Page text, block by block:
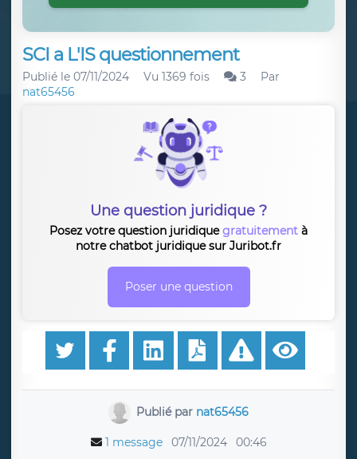
SCI a L'IS questionnement
Publié le 07/11/2024 Vu 1369 fois 3
Par
nat65456
Une question juridique ?
Posez votre question juridiquegratuitement à
notre chatbot juridique sur Juribot.fr
Poser une question
Publié par nat65456
1 message 07/11/2024 00:46